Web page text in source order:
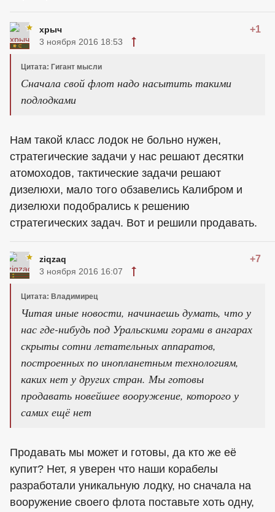
хрыч +1
3 ноября 2016 18:53
Цитата: Гигант мысли
Сначала свой флот надо насытить такими
подлодками
Нам такой класс лодок не больно нужен,
стратегические задачи у нас решают десятки
атомоходов, тактические задачи решают
дизелюхи, мало того обзавелись Калибром и
дизелюхи подобрались к решению
стратегических задач. Вот и решили продавать.
ziqzaq +7
3 ноября 2016 16:07
Цитата: Владимирец
Читая иные новости, начинаешь думать, что у
нас где-нибудь под Уральскими горами в ангарах
скрыты сотни летательных аппаратов,
построенных по инопланетным технологиям,
каких нет у других стран. Мы готовы
продавать новейшее вооружение, которого у
самих ещё нет
Продавать мы может и готовы, да кто же её
купит? Нет, я уверен что наши корабелы
разработали уникальную лодку, но сначала на
вооружение своего флота поставьте хоть одну,